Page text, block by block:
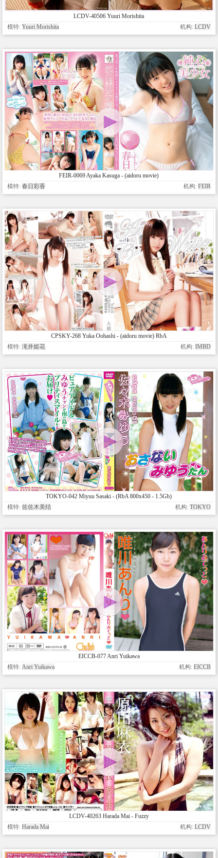
LCDV-40506 Yuuri Morishita
模特: Yuuri Morishita 机构: LCDV
FEIR-0069 Ayaka Kasuga - (aidoru movie)
模特: 春日彩香 机构: FEIR
CPSKY-268 Yuka Oohashi - (aidoru movie) RbA
模特: 滝井姫花 机构: IMBD
TOKYO-042 Miyuu Sasaki - (RbA 800x450 - 1.5Gb)
模特: 佐佐木美结 机构: TOKYO
EICCB-077 Anri Yuikawa
模特: Anri Yuikawa 机构: EICCB
LCDV-40263 Harada Mai - Fuzzy
模特: Harada Mai 机构: LCDV